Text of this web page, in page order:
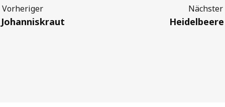
Previous
Johanniskraut
Next
Heidelbeere